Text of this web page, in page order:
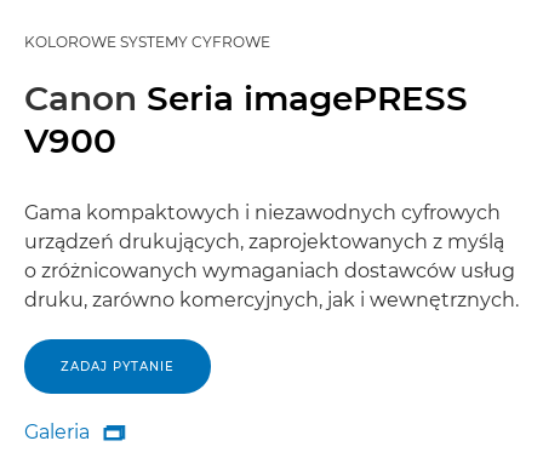
KOLOROWE SYSTEMY CYFROWE
Canon Seria imagePRESS
V900
Gama kompaktowych i niezawodnych cyfrowych
urządzeń drukujących, zaprojektowanych z myślą
o zróżnicowanych wymaganiach dostawców usług
druku, zarówno komercyjnych, jak i wewnętrznych.
ZADAJ PYTANIE
Galeria
Galeria
